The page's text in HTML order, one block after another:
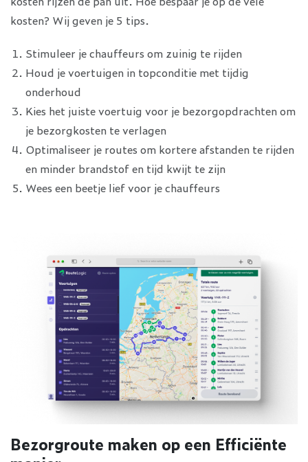
kosten? Wij geven je 5 tips.
Stimuleer je chauffeurs om zuinig te rijden
Houd je voertuigen in topconditie met tijdig
onderhoud
Kies het juiste voertuig voor je bezorgopdrachten om
je bezorgkosten te verlagen
Optimaliseer je routes om kortere afstanden te rijden
en minder brandstof en tijd kwijt te zijn
Wees een beetje lief voor je chauffeurs
Bezorgroute maken op een Efficiënte